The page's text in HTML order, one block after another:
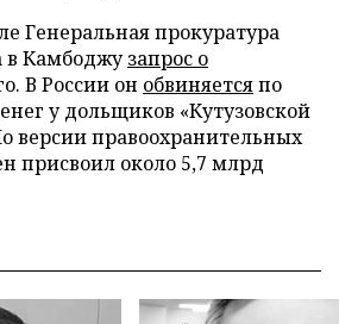
Генеральная прокуратура
в Камбоджузапрос о
В России он обвиняетсяпо
у дольщиков «Кутузовской
версии правоохранительных
присвоил около 5,7 млрд